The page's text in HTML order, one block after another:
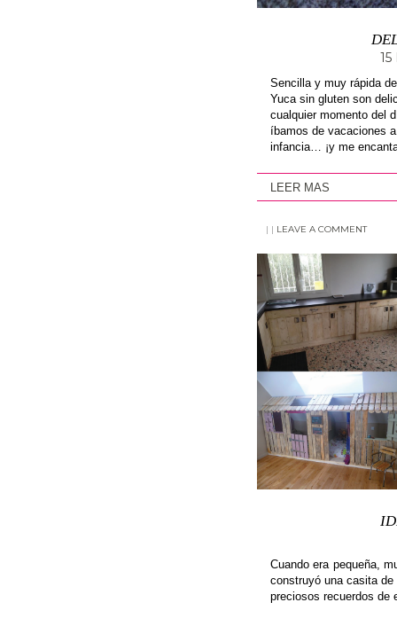
15
Sencilla y muy rápida
Yuca sin gluten son
cualquier momento del
íbamos de vacaciones
infancia… ¡y me
LEER MAS
| | LEAVE A COMMENT
Cuando era pequeña,
construyó una casita
preciosos recuerdos